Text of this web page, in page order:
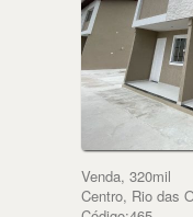
Venda, 320mil
Centro, Rio das